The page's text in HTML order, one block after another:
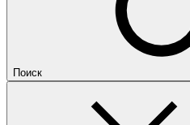
Поиск